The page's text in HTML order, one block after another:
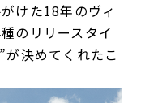
けた18年のヴィ
のリリースタイ
が決めてくれたこ